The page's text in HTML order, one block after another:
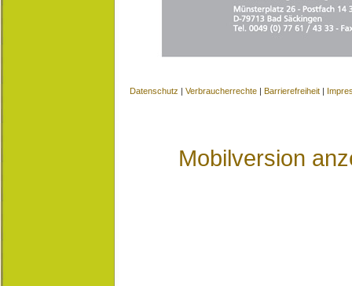
Datenschutz | Verbraucherrechte | Barrierefreiheit |
Mobilversion